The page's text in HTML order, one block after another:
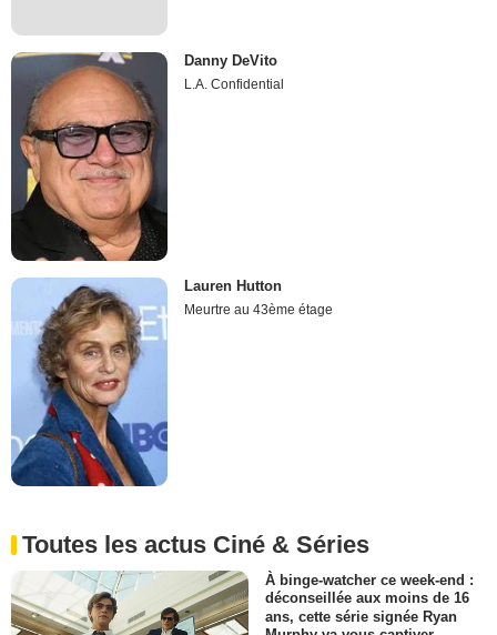
Danny DeVito
L.A. Confidential
Lauren Hutton
Meurtre au 43ème étage
Toutes les actus Ciné & Séries
À binge-watcher ce week-end :
déconseillée aux moins de 16
ans, cette série signée Ryan